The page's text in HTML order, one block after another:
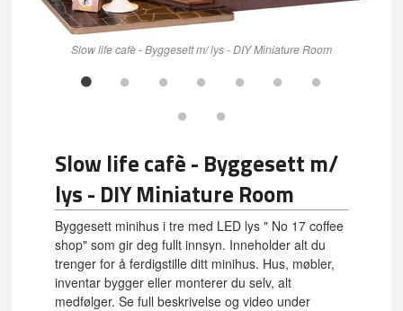
Slow life cafè - Byggesett m/ lys - DIY Miniature Room
Slow life cafè - Byggesett m/
lys - DIY Miniature Room
Byggesett minihus i tre med LED lys " No 17 coffee
shop" som gir deg fullt innsyn. Inneholder alt du
trenger for å ferdigstille ditt minihus. Hus, møbler,
inventar bygger eller monterer du selv, alt
medfølger. Se full beskrivelse og video under